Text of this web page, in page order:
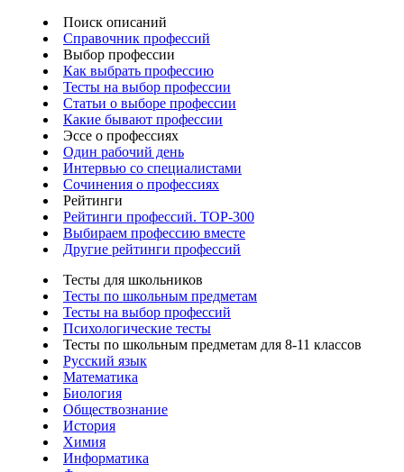
Поиск описаний
Справочник профессий
Выбор профессии
Как выбрать профессию
Тесты на выбор профессии
Статьи о выборе профессии
Какие бывают профессии
Эссе о профессиях
Один рабочий день
Интервью со специалистами
Сочинения о профессиях
Рейтинги
Рейтинги профессий. TOP-300
Выбираем профессию вместе
Другие рейтинги профессий
Тесты для школьников
Тесты по школьным предметам
Тесты на выбор профессий
Психологические тесты
Тесты по школьным предметам для 8-11 классов
Русский язык
Математика
Биология
Обществознание
История
Химия
Информатика